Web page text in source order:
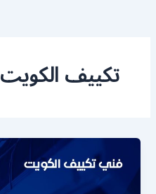
تكييف الكويت